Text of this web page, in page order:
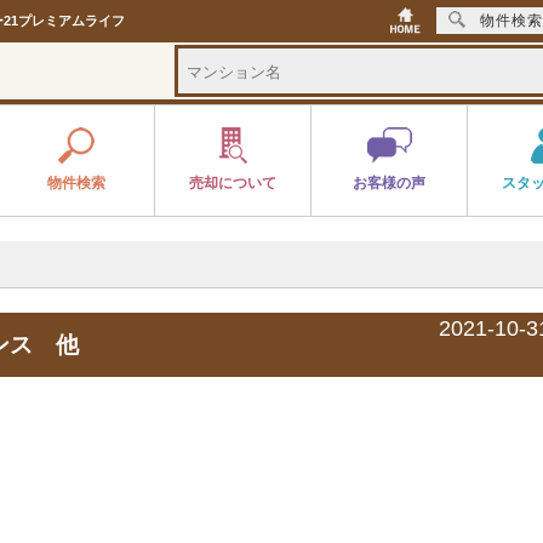
プレミアムライフ
物件検索 売却について お客様の声 スタ
ンス 他
2021-10-
物件検索